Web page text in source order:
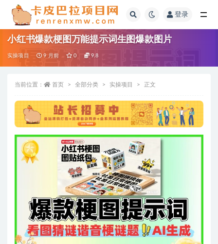
登录
小红书爆款梗图万能提示词生图爆款图片
实操项目 9 月前 0 9.8
当前位置： 首页 全部分类 实操项目 正文
全部